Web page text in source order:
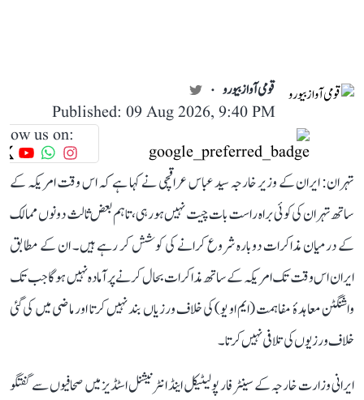
قومی آواز بیورو
Published: 09 Aug 2026, 9:40 PM
us on:
تہران: ایران کے وزیر خارجہ سید عباس عراقچی نے کہا ہے کہ اس وقت امریکہ کے
ساتھ تہران کی کوئی براہ راست بات چیت نہیں ہو رہی، تاہم بعض ثالث دونوں ممالک
کے درمیان مذاکرات دوبارہ شروع کرانے کی کوشش کر رہے ہیں۔ ان کے مطابق
ایران اس وقت تک امریکہ کے ساتھ مذاکرات بحال کرنے پر آمادہ نہیں ہوگا جب تک
واشنگٹن معاہدۂ مفاہمت (ایم او یو) کی خلاف ورزیاں بند نہیں کرتا اور ماضی میں کی گئی
خلاف ورزیوں کی تلافی نہیں کرتا۔
ایرانی وزارت خارجہ کے سینٹر فار پولیٹیکل اینڈ انٹرنیشنل اسٹڈیز میں صحافیوں سے گفتگو